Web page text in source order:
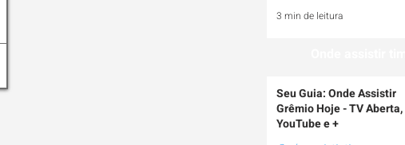
3 min de leitura
Seu Guia: Onde Assistir
Grêmio Hoje - TV Aberta,
YouTube e +